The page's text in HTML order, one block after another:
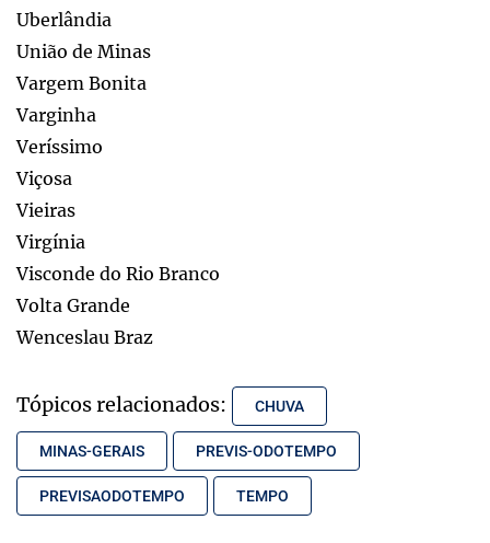
Uberlândia
União de Minas
Vargem Bonita
Varginha
Veríssimo
Viçosa
Vieiras
Virgínia
Visconde do Rio Branco
Volta Grande
Wenceslau Braz
Tópicos relacionados: CHUVA
MINAS-GERAIS PREVIS-ODOTEMPO
PREVISAODOTEMPO TEMPO